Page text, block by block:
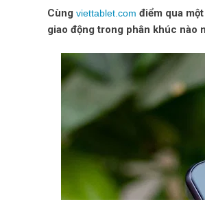
Cùng viettablet.com điểm qua
giao động trong phân khúc nào